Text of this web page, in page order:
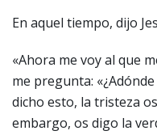
En aquel tiempo, dijo
«Ahora me voy al que
me pregunta:
dicho esto, la tristeza
embargo, os digo la